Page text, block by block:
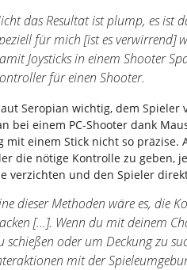
das Resultat ist plump, es ist
für mich [ist es verwirrend]
Joysticks in einem Shooter
für einen Shooter.
Seropian wichtig, dem
bei einem PC-Shooter dank
mit einem Stick nicht so präzise.
die nötige Kontrolle zu geben,
verzichten und den Spieler
dieser Methoden wäre es, die
[…]. Wenn du mit deinem
schießen oder um Deckung zu
mit der